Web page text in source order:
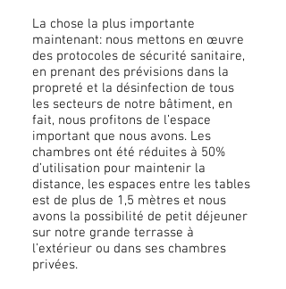
La chose la plus importante
maintenant: nous mettons en œuvre
des protocoles de sécurité sanitaire,
en prenant des prévisions dans la
propreté et la désinfection de tous
les secteurs de notre bâtiment, en
fait, nous profitons de l’espace
important que nous avons. Les
chambres ont été réduites à 50%
d’utilisation pour maintenir la
distance, les espaces entre les tables
est de plus de 1,5 mètres et nous
avons la possibilité de petit déjeuner
sur notre grande terrasse à
l’extérieur ou dans ses chambres
privées.